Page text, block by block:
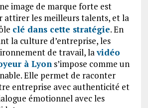
image de marque forte est
attirer les meilleurs talents, et la
clé dans cette stratégie. En
la culture d’entreprise, les
de travail, lavidéo
à Lyons’impose comme un
Elle permet de raconter
entreprise avec authenticité et
émotionnel avec les